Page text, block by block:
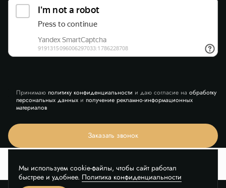
Принимаю политику конфиденциальности и даю согласие на обработку
персональных данныхи получение рекламно-информационных
материалов
Заказать звонок
Мы используем cookie-файлы, чтобы сайт работал
быстрее и удобнее. Политика конфиденциальности